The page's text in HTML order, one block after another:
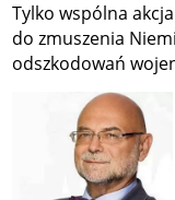
Tylko wspólna
do zmuszenia
odszkodowań